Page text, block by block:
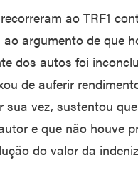
ao TRF1
argumento de que
dos autos foi
de auferir
sua vez, sustentou
e que não houve
do valor da